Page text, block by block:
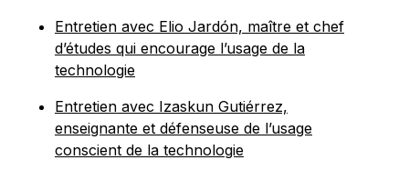
Entretien avec Elio Jardón, maître et chef
d’études qui encourage l’usage de la
technologie
Entretien avec Izaskun Gutiérrez,
enseignante et défenseuse de l’usage
conscient de la technologie